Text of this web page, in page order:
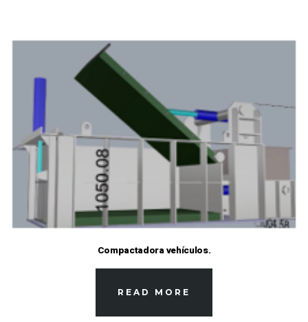
Compactadora vehículos.
READ MORE